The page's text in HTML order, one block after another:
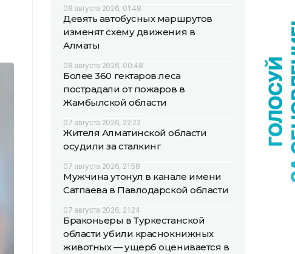
08 августа 2026, 01:48
Девять автобусных маршрутов
изменят схему движения в
Алматы
08 августа 2026, 00:48
Более 360 гектаров леса
пострадали от пожаров в
Жамбылской области
07 августа 2026, 22:22
Жителя Алматинской области
осудили за сталкинг
07 августа 2026, 21:58
Мужчина утонул в канале имени
Сатпаева в Павлодарской области
07 августа 2026, 21:24
Браконьеры в Туркестанской
области убили краснокнижных
животных — ущерб оценивается в